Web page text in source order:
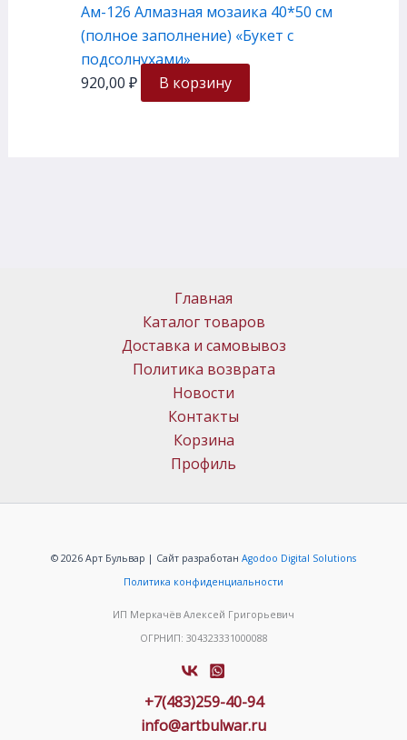
Ам-126 Алмазная мозаика 40*50 см
(полное заполнение) «Букет с
подсолнухами»
920,00 ₽ В корзину
Главная
Каталог товаров
Доставка и самовывоз
Политика возврата
Новости
Контакты
Корзина
Профиль
© 2026 Арт Бульвар | Сайт разработан Agodoo Digital Solutions
Политика конфиденциальности
ИП Меркачёв Алексей Григорьевич
ОГРНИП: 304323331000088
+7(483)259-40-94
info@artbulwar.ru